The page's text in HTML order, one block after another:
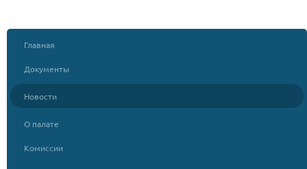
Главная
Документы
Новости
О палате
Комиссии